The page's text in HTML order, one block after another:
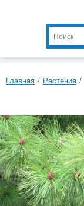
Главная / Растения /